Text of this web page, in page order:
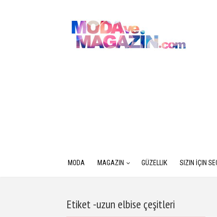
MODA MAGAZIN GÜZELLIK SIZIN İÇIN
Etiket -uzun elbise çeşitleri